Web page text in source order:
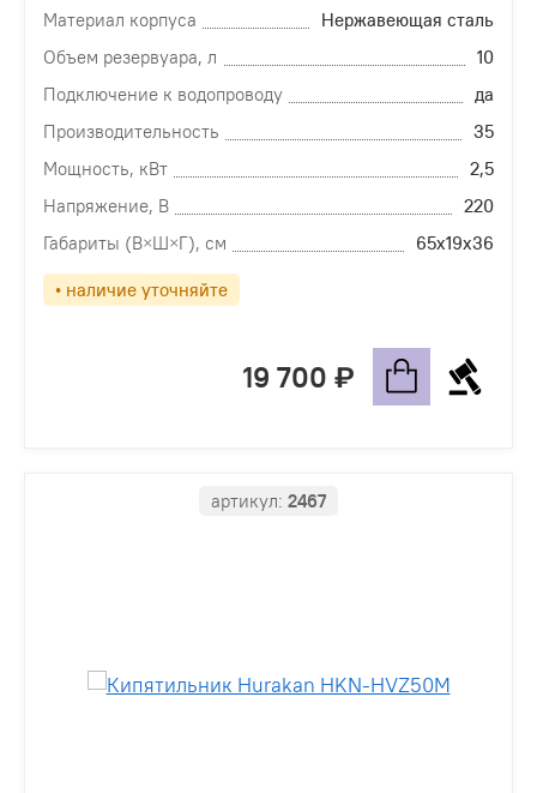
Материал корпуса
Нержавеющая сталь
Объем резервуара, л
10
Подключение к водопроводу
да
Производительность
35
Мощность, кВт
2,5
Напряжение, В
220
Габариты (В×Ш×Г), см
65х19х36
• наличие уточняйте
19 700
артикул: 2467